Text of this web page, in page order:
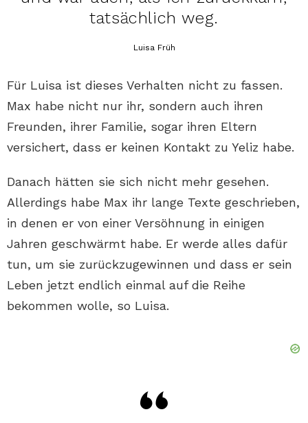
tatsächlich weg.
Luisa Früh
Für Luisa ist dieses Verhalten nicht zu fassen.
Max habe nicht nur ihr, sondern auch ihren
Freunden, ihrer Familie, sogar ihren Eltern
versichert, dass er keinen Kontakt zu Yeliz habe.
Danach hätten sie sich nicht mehr gesehen.
Allerdings habe Max ihr lange Texte geschrieben,
in denen er von einer Versöhnung in einigen
Jahren geschwärmt habe. Er werde alles dafür
tun, um sie zurückzugewinnen und dass er sein
Leben jetzt endlich einmal auf die Reihe
bekommen wolle, so Luisa.